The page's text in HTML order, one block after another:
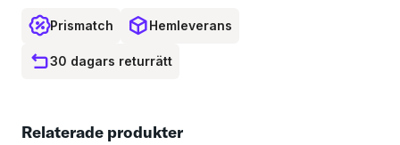
Material: Aluminium, plast
Ventilkompatibilitet: Prestaventil
Prismatch Hemleverans
30 dagars returrätt
Relaterade produkter